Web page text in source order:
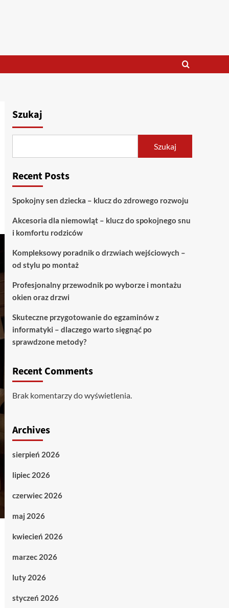
Szukaj
Szukaj
Recent Posts
Spokojny sen dziecka – klucz do zdrowego rozwoju
Akcesoria dla niemowląt – klucz do spokojnego snu
i komfortu rodziców
Kompleksowy poradnik o drzwiach wejściowych –
od stylu po montaż
Profesjonalny przewodnik po wyborze i montażu
okien oraz drzwi
Skuteczne przygotowanie do egzaminów z
informatyki – dlaczego warto sięgnąć po
sprawdzone metody?
Recent Comments
Brak komentarzy do wyświetlenia.
Archives
sierpień 2026
lipiec 2026
czerwiec 2026
maj 2026
kwiecień 2026
marzec 2026
luty 2026
styczeń 2026